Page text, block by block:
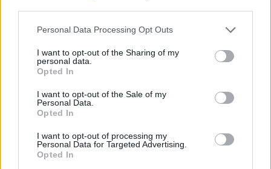
Please note that this website/app uses one or more Google
not limited to your visit or usage behaviour. You may click to
grant or deny consent to Google and its third-party tags to
use your data for below specified purposes in below Google
consent section.
Personal Data Processing Opt Outs
I want to opt-out of the Sharing of my
personal data.
Opted In
I want to opt-out of the Sale of my
Personal Data.
Opted In
I want to opt-out of processing my
Personal Data for Targeted Advertising.
Opted In
da
Condividi l'articolo